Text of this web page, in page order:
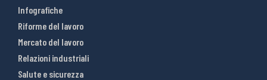
Infografiche
Riforme del lavoro
Mercato del lavoro
Relazioni industriali
Salute e sicurezza